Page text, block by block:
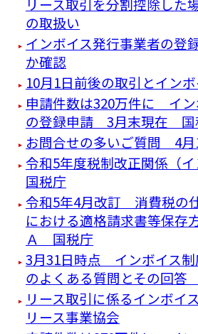
リース取引を分割控除した
の取扱い
インボイス発行事業者の登
か確認
10月1日前後の取引とイン
申請件数は320万件に イ
の登録申請 3月末現在 国
お問合せの多いご質問 4
令和5年度税制改正関係（
国税庁
令和5年4月改訂 消費税の
における適格請求書等保存
Ａ 国税庁
3月31日時点 インボイス制
のよくある質問とその回
リース取引に係るインボイ
リース事業協会